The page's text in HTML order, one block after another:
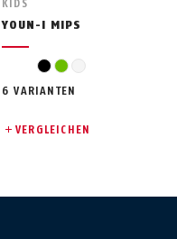
KIDS
YOUN-I MIPS
blackgreenwhite
6 VARIANTEN
VERGLEICHEN